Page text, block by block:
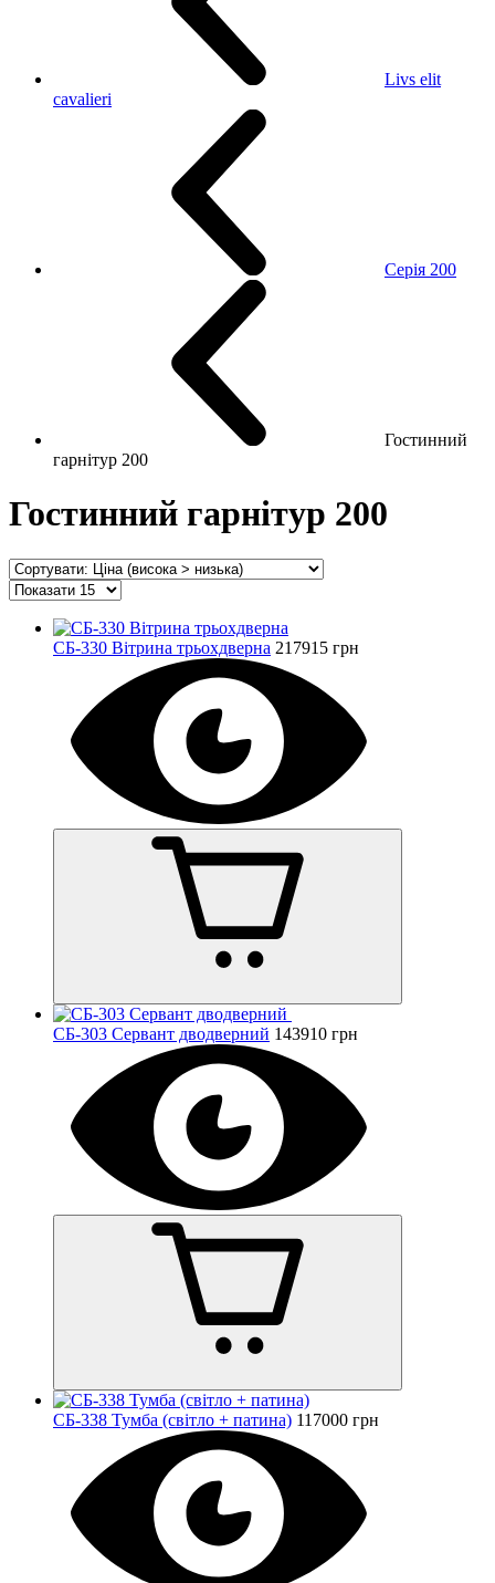
Livs elit
cavalieri
Серія 200
Гостинний
гарнітур 200
Гостинний гарнітур 200
СБ-330 Вітрина трьохдверна 217915 грн
СБ-303 Сервант дводверний 143910 грн
СБ-338 Тумба (світло + патина) 117000 грн